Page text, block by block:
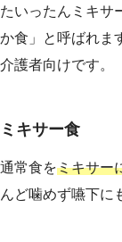
たいったんミキサ
か食」と呼ばれま
介護者向けです。
ミキサー食
通常食をミキサー
んど噛めず嚥下に